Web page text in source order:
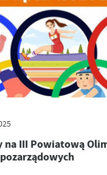
na III Powiatową